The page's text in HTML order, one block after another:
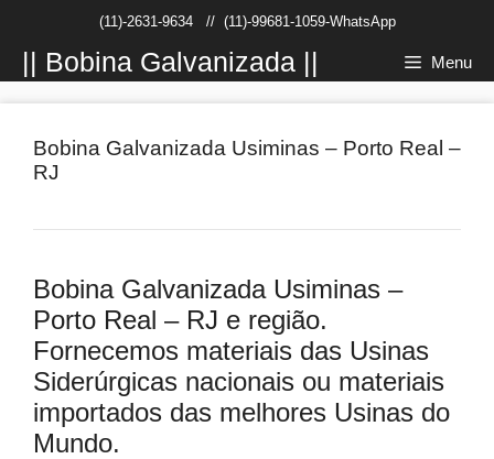
conteúdo
(11)-2631-9634// (11)-99681-1059-WhatsApp
|| Bobina Galvanizada || Menu
Bobina Galvanizada Usiminas – Porto Real –
RJ
Bobina Galvanizada Usiminas –
Porto Real – RJ e região.
Fornecemos materiais das Usinas
Siderúrgicas nacionais ou materiais
importados das melhores Usinas do
Mundo.